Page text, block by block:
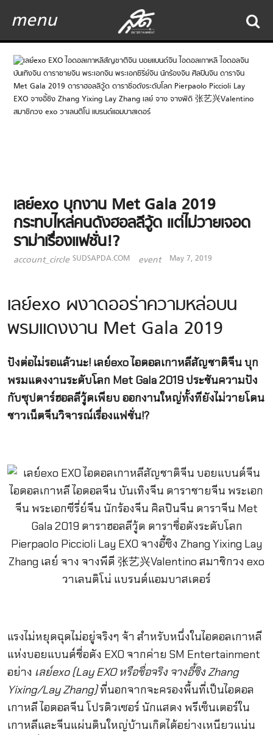
menu
เลย์exo บุกงาน Met Gala 2019
กระทบไหล่คนดังฮอลลีวู้ด แต่ไม่วายเจอด
ราม่าเรื่องแฟชั่น!?
account_circle SUDSAPDA.COM event May 7, 2019
เลย์exo ผงาดออร่าความหล่อบน
พรมแดงงาน Met Gala 2019
ปังต่อไม่รอแล้วนะ! เลย์exo ไอดอลเกาหลีสัญชาติจีน บุก
พรมแดงงานระดับโลก Met Gala 2019 ประชันความปัง
กับซุปตาร์ฮอลลีวู้ดเพียบ ออกงานใหญ่ทั้งทียังไม่วายโดน
ชาวเน็ตจีนวิจารณ์เรื่องแฟชั่น!?
แรงไม่หยุดฉุดไม่อยู่จริงๆ จ้า สำหรับหนึ่งในไอดอลเกาหลี
แห่งบอยแบนด์ชื่อดัง EXO จากค่าย SM Entertainment
อย่าง เลย์exo (Lay EXO หรือชื่อจริง จางอี้ซิง Zhang
Yixing/Lay Zhang)ที่นอกจากจะครองพื้นที่เป็นไอดอล
เกาหลี ไอดอลจีน โปรดิวเซอร์ นักแสดง พรีเซ็นเตอร์ใน
เกาหลีและจีนแผ่นดินใหญ่บ้านเกิดได้อย่างเหนียวแน่น